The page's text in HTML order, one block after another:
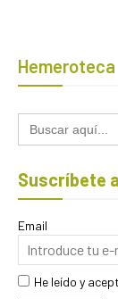
Hemeroteca
Buscar:
Suscríbete
Email
He leído y